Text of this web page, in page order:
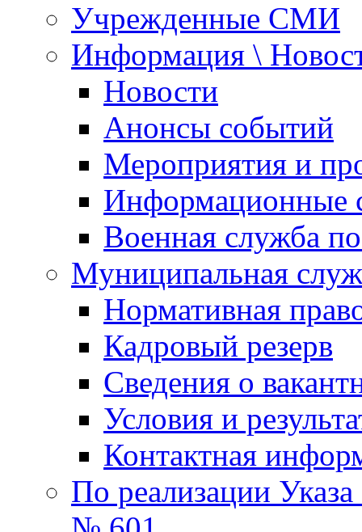
Учрежденные СМИ
Информация \
Новости
Анонсы событий
Мероприятия и
Информационные
Военная служба
Муниципальная
Нормативная
Кадровый резерв
Сведения о
Условия и
Контактная
По реализации